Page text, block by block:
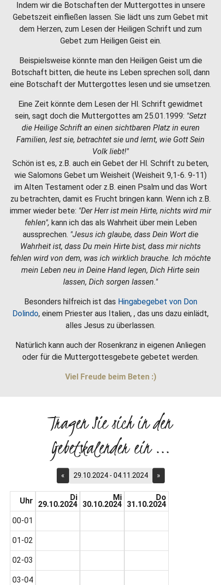
Indem wir die Botschaften der Muttergottes in unsere
Gebetszeit einfließen lassen. Sie lädt uns zum Gebet mit
dem Herzen, zum Lesen der Heiligen Schrift und zum
Gebet zum Heiligen Geist ein.
Beispielsweise könnte man den Heiligen Geist um die
Botschaft bitten, die heute ins Leben sprechen soll, dann
eine Botschaft der Muttergottes lesen und sie umsetzen.
Eine Zeit könnte dem Lesen der Hl. Schrift gewidmet
sein, sagt doch die Muttergottes am 25.01.1999: "Setzt
die Heilige Schrift an einen sichtbaren Platz in euren
Familien, lest sie, betrachtet sie und lernt, wie Gott Sein
Volk liebt!"
Schön ist es, z.B. auch ein Gebet der Hl. Schrift zu beten,
wie Salomons Gebet um Weisheit (Weisheit 9,1-6. 9-11)
im Alten Testament oder z.B. einen Psalm und das Wort
zu betrachten, damit es Frucht bringen kann. Wenn ich z.B.
immer wieder bete: "Der Herr ist mein Hirte, nichts wird mir
fehlen", kann ich das als Wahrheit über mein Leben
aussprechen. "Jesus ich glaube, dass Dein Wort die
Wahrheit ist, dass Du mein Hirte bist, dass mir nichts
fehlen wird von dem, was ich wirklich brauche. Ich möchte
mein Leben neu in Deine Hand legen, Dich Hirte sein
lassen, Dich sorgen lassen."
Besonders hilfreich ist das Hingabegebet von Don
Dolindo, einem Priester aus Italien, , das uns dazu einlädt,
alles Jesus zu überlassen.
Natürlich kann auch der Rosenkranz in eigenen Anliegen
oder für die Muttergottesgebete gebetet werden.
Viel Freude beim Beten :)
Tragen Sie sich in den
Gebetskalender ein ...
« 29.10.2024 - 04.11.2024 »
Uhr
00-01
01-02
02-03
03-04
Di
29.10.2024
Mi
30.10.2024
Do
31.10.2024